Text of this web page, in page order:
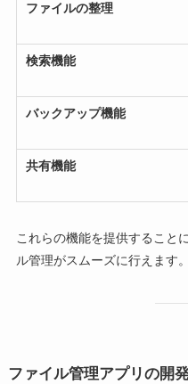
ファイルの整理
検索機能
バックアップ機能
共有機能
これらの機能を提供すること
ル管理がスムーズに行えます。
ファイル管理アプリの開